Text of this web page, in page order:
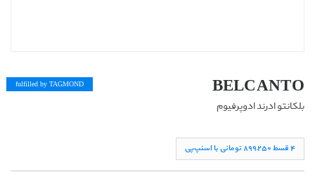
BELCANTO
بلکانتو ادرند ادوپرفیوم
fulfilled by TAGMOND
۴ قسط ۸۹۹,۲۵۰ تومانی با اسنپ‌پی